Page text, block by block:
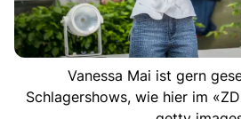
Vanessa Mai ist gern
Schlagershows, wie hier im